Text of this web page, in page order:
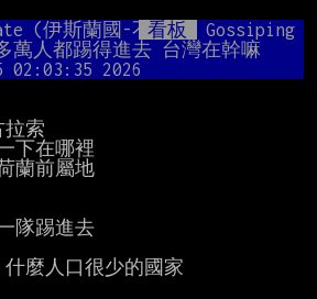
Mute
(伊斯蘭國-不亂砍頭)
看板
Gossiping
萬人都踢得進去 台灣在幹嘛
02:03:35 2026
索
下在哪裡
蘭前屬地
隊踢進去
麼人口很少的國家